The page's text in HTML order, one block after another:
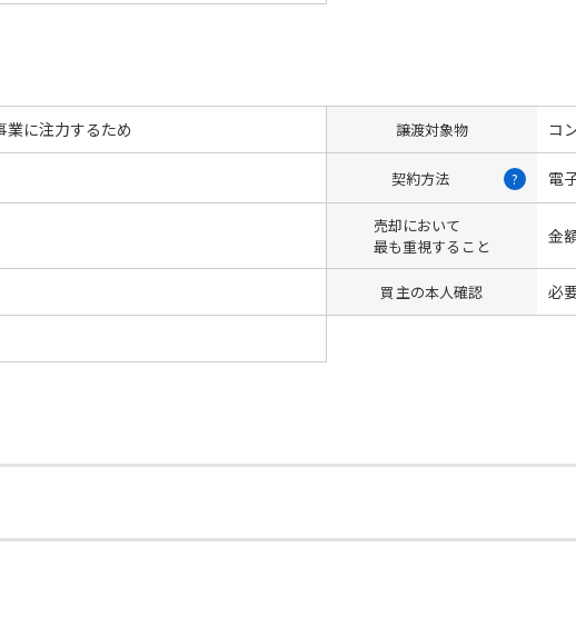
業に注力するため 譲渡対象物 コ
契約方法 ? 電
売却において
最も重視すること
金
買主の本人確認 必